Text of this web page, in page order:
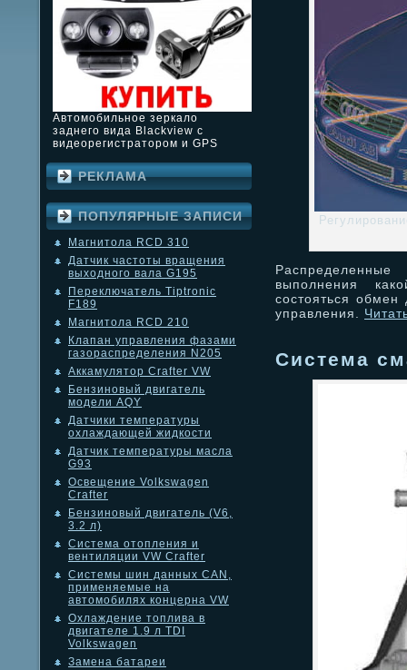
Автомобильное зеркало
заднего вида Blackview с
видеорегистратором и GPS
РЕКЛАМА
ПОПУЛЯРНЫЕ ЗАПИСИ
Магнитола RCD 310
Датчик частоты вращения
выходного вала G195
Переключатель Tiptronic
F189
Магнитола RCD 210
Клапан управления фазами
газораспределения N205
Аккамулятор Crafter VW
Бензиновый двигатель
модели AQY
Датчики температуры
охлаждающей жидкости
Датчик температуры масла
G93
Освещение Volkswagen
Crafter
Бензиновый двигатель (V6,
3.2 л)
Система отопления и
вентиляции VW Crafter
Системы шин данных CAN,
применяемые на
автомобилях концерна VW
Охлаждение топлива в
двигателе 1.9 л TDI
Volkswagen
Замена батареи
выполнения
состояться
управления.
Система